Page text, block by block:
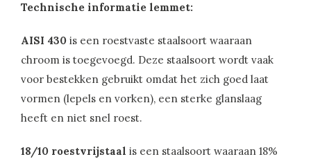
Technische informatie lemmet:
AISI 430 is een roestvaste staalsoort waaraan
chroom is toegevoegd. Deze staalsoort wordt vaak
voor bestekken gebruikt omdat het zich goed laat
vormen (lepels en vorken), een sterke glanslaag
heeft en niet snel roest.
18/10 roestvrijstaal is een staalsoort waaraan 18%